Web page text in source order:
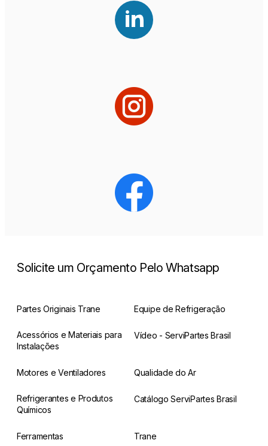
Solicite um Orçamento Pelo Whatsapp
Partes Originais Trane Equipe de Refrigeração
Acessórios e Materiais para
Instalações
Vídeo - ServiPartes Brasil
Motores e Ventiladores Qualidade do Ar
Refrigerantes e Produtos
Químicos
Catálogo ServiPartes Brasil
Ferramentas Trane